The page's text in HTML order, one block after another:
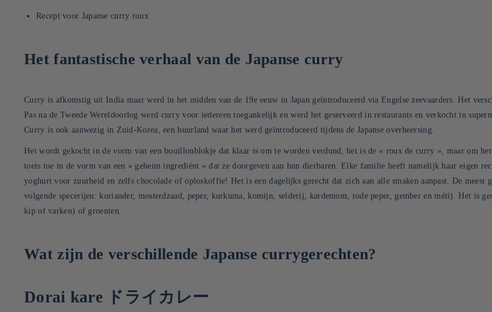
Recept voor Japanse curry roux
Het fantastische verhaal van de Japanse curry
Curry is afkomstig uit India maar werd in het midden van de 19e eeuw in Japan geïntroduceerd via Engelse zeevaarders. Het
Pas na de Tweede Wereldoorlog werd curry voor iedereen toegankelijk en werd het geserveerd in restaurants en verkocht in
Curry is ook aanwezig in Zuid-Korea, een buurland waar het werd geïntroduceerd tijdens de Japanse overheersing.
Het wordt gekocht in de vorm van een bouillonblokje dat klaar is om te worden verdund, het is de « roux de curry », maar om
toets toe in de vorm van een « geheim ingrediënt » dat ze doorgeven aan hun dierbaren. Elke familie heeft namelijk haar eigen
yoghurt voor zuurheid en zelfs chocolade of oploskoffie! Het is een dagelijks gerecht dat zich aan alle smaken aanpast. De meest
volgende specerijen: koriander, mosterdzaad, peper, kurkuma, komijn, selderij, kardemom, rode peper, gember en méti). Het is
kip of varken) of groenten.
Wat zijn de verschillende Japanse currygerechten?
Dorai kare ドライカレー